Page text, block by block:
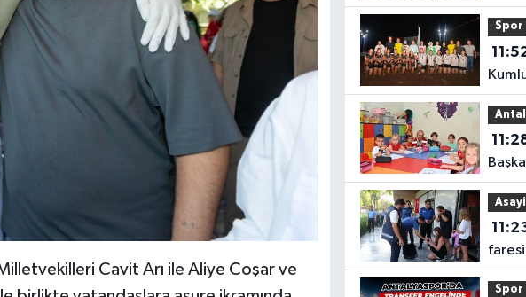
Cavit Arı ile Aliye Coşar ve
Spor
ele
Spor